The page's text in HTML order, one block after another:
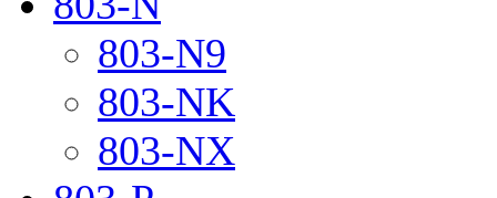
803-N9
803-NK
803-NX